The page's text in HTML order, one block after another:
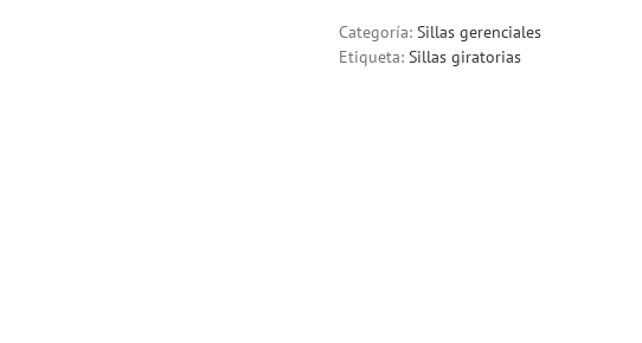
Categoría: Sillas gerenciales
Etiqueta: Sillas giratorias